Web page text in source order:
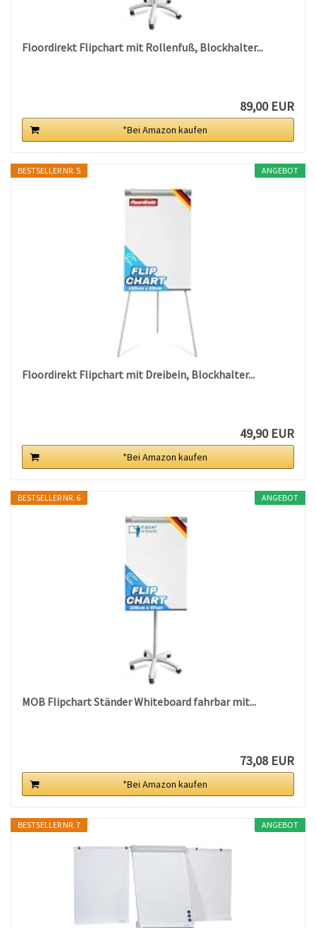
Floordirekt Flipchart mit Rollenfuß, Blockhalter...
89,00 EUR
*Bei Amazon kaufen
ANGEBOT
BESTSELLER NR. 5
Floordirekt Flipchart mit Dreibein, Blockhalter...
49,90 EUR
*Bei Amazon kaufen
ANGEBOT
BESTSELLER NR. 6
MOB Flipchart Ständer Whiteboard fahrbar mit...
73,08 EUR
*Bei Amazon kaufen
ANGEBOT
BESTSELLER NR. 7